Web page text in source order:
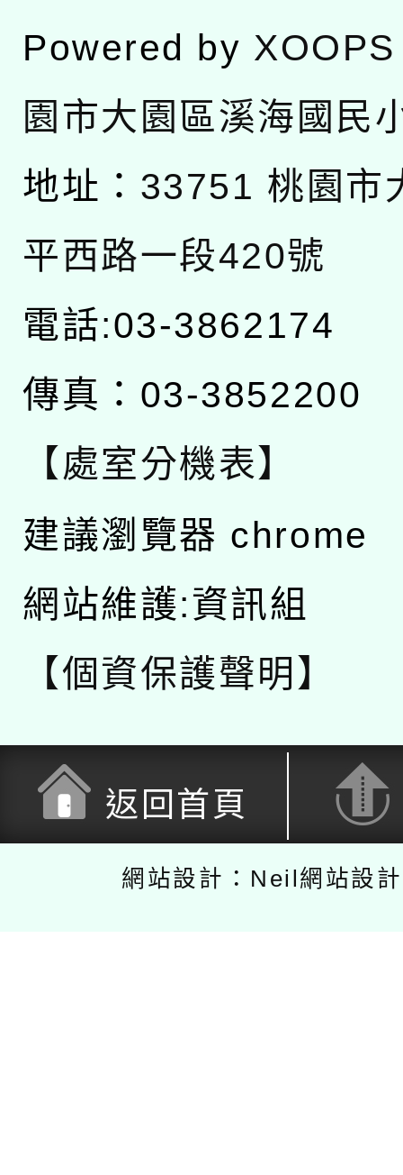
Powered by XOOPS
園市大園區溪海國民
地址： 33751 桃園市
平西路一段420號
電話:03-3862174
傳真：03-3852200
【處室分機表】
建議瀏覽器 chrome
網站維護:資訊組
【個資保護聲明】
返回首頁
網站設計：Neil網站設